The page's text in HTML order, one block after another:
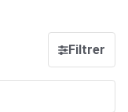
Filtrer